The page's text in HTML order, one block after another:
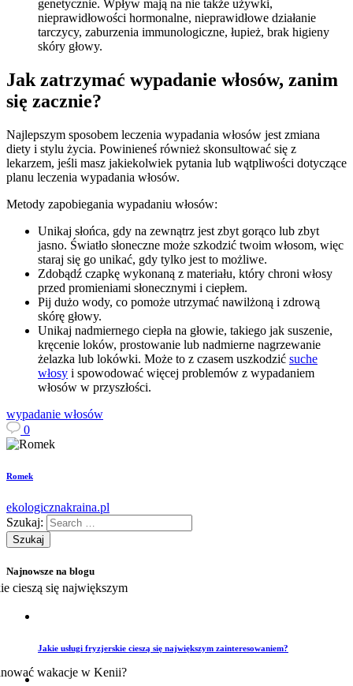
genetycznie. Wpływ mają na nie także używki,
nieprawidłowości hormonalne, nieprawidłowe działanie
tarczycy, zaburzenia immunologiczne, łupież, brak higieny
skóry głowy.
Jak zatrzymać wypadanie włosów, zanim
się zacznie?
Najlepszym sposobem leczenia wypadania włosów jest zmiana
diety i stylu życia. Powinieneś również skonsultować się z
lekarzem, jeśli masz jakiekolwiek pytania lub wątpliwości dotyczące
planu leczenia wypadania włosów.
Metody zapobiegania wypadaniu włosów:
Unikaj słońca, gdy na zewnątrz jest zbyt gorąco lub zbyt
jasno. Światło słoneczne może szkodzić twoim włosom, więc
staraj się go unikać, gdy tylko jest to możliwe.
Zdobądź czapkę wykonaną z materiału, który chroni włosy
przed promieniami słonecznymi i ciepłem.
Pij dużo wody, co pomoże utrzymać nawilżoną i zdrową
skórę głowy.
Unikaj nadmiernego ciepła na głowie, takiego jak suszenie,
kręcenie loków, prostowanie lub nadmierne nagrzewanie
żelazka lub lokówki. Może to z czasem uszkodzić suche
włosy i spowodować więcej problemów z wypadaniem
włosów w przyszłości.
wypadanie włosów
0
Romek
ekologicznakraina.pl
Szukaj:
Najnowsze na blogu
Jakie usługi fryzjerskie cieszą się największym zainteresowaniem?